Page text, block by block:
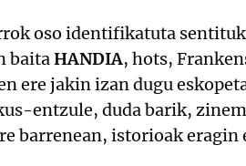
oso identifikatuta
baitaHANDIA, hots,
ere jakin izan dugu
entzule, duda barik,
barrenean, istorioak eragin